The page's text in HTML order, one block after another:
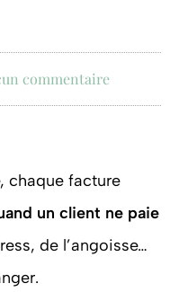
commentaire
chaque facture
un client ne paie
de l’angoisse…